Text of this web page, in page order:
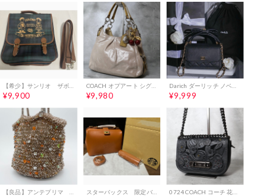
¥9,900 ¥9,980 ¥9,999
スターバックス 限定バッグ カスタマイズジャーニーカード付